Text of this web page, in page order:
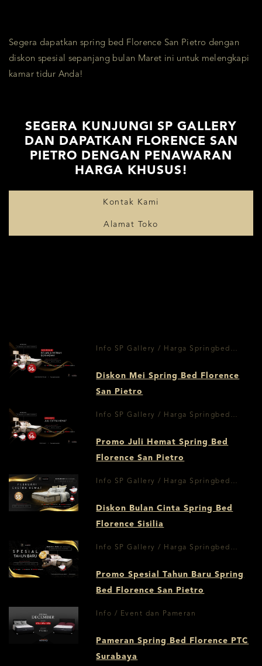
Segera dapatkan spring bed Florence San Pietro dengan
diskon spesial sepanjang bulan Maret ini untuk melengkapi
kamar tidur Anda!
SEGERA KUNJUNGI SP GALLERY
DAN DAPATKAN FLORENCE SAN
PIETRO DENGAN PENAWARAN
HARGA KHUSUS!
Kontak Kami
Alamat Toko
Info SP Gallery / Harga Springbed
Diskon Mei Spring Bed Florence
San Pietro
Info SP Gallery / Harga Springbed
Promo Juli Hemat Spring Bed
Florence San Pietro
Info SP Gallery / Harga Springbed
Diskon Bulan Cinta Spring Bed
Florence Sisilia
Info SP Gallery / Harga Springbed
Promo Spesial Tahun Baru Spring
Bed Florence San Pietro
Info / Event dan Pameran
Pameran Spring Bed Florence PTC
Surabaya